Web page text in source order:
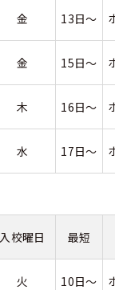
金 13日～ ホ
金 15日～ ホ
木 16日～ ホ
水 17日～ ホ
入校曜日 最短
火 10日～ ホ